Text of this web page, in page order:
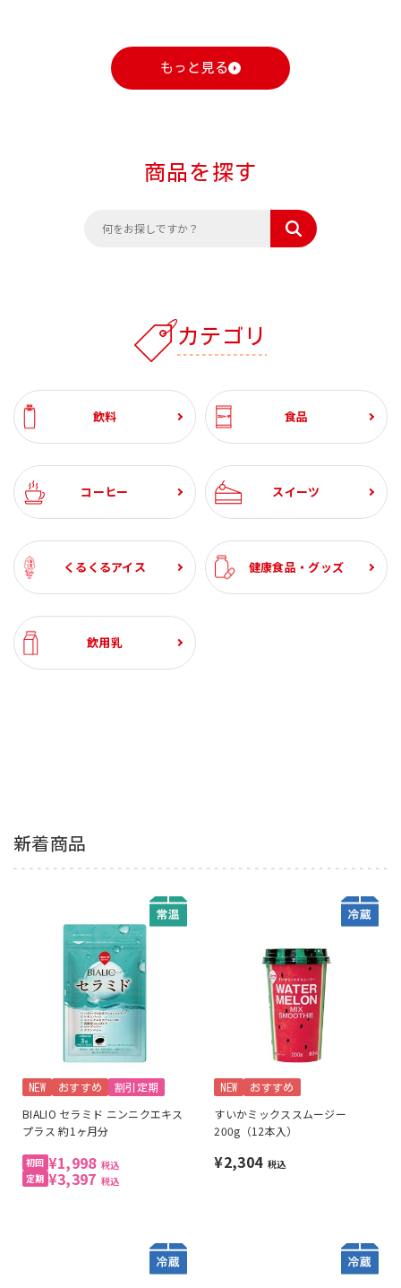
もっと見る
商品を探す
カテゴリ
飲料 食品
コーヒー スイーツ
くるくるアイス 健康食品・グッズ
飲用乳
新着商品
NEW おすすめ 割引定期
BIALIO セラミド ニンニクエキス
プラス 約1ヶ月分
¥1,998 税込
¥3,397 税込
NEW おすすめ
すいかミックススムージー
200g（12本入）
¥2,304 税込